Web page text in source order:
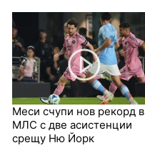
Меси счупи нов рекорд в
МЛС с две асистенции
срещу Ню Йорк